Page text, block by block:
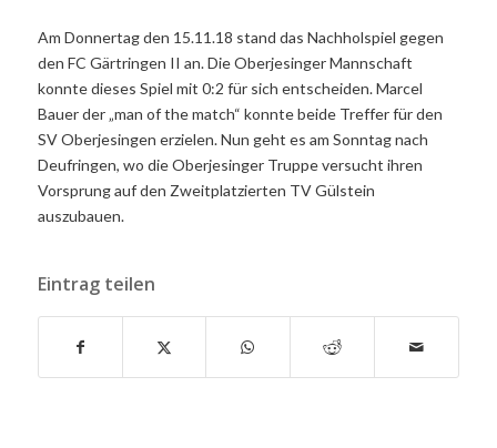
Am Donnertag den 15.11.18 stand das Nachholspiel gegen
den FC Gärtringen II an. Die Oberjesinger Mannschaft
konnte dieses Spiel mit 0:2 für sich entscheiden. Marcel
Bauer der „man of the match“ konnte beide Treffer für den
SV Oberjesingen erzielen. Nun geht es am Sonntag nach
Deufringen, wo die Oberjesinger Truppe versucht ihren
Vorsprung auf den Zweitplatzierten TV Gülstein
auszubauen.
Eintrag teilen